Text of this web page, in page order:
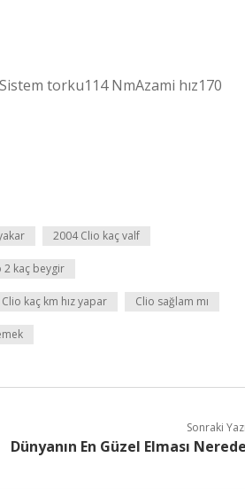
torku114 NmAzami hız170
2004 Clio kaç valf
2 kaç beygir
Clio kaç km hız yapar Clio sağlam mı
Sonraki
Dünyanın En Güzel Elması